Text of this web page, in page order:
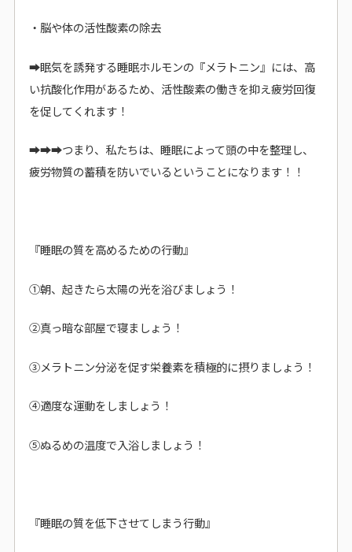
・脳や体の活性酸素の除去
➡眠気を誘発する睡眠ホルモンの『メラトニン』には、高
い抗酸化作用があるため、活性酸素の働きを抑え疲労回復
を促してくれます！
➡➡➡つまり、私たちは、睡眠によって頭の中を整理し、
疲労物質の蓄積を防いでいるということになります！！
『睡眠の質を高めるための行動』
①朝、起きたら太陽の光を浴びましょう！
②真っ暗な部屋で寝ましょう！
③メラトニン分泌を促す栄養素を積極的に摂りましょう！
④適度な運動をしましょう！
⑤ぬるめの温度で入浴しましょう！
『睡眠の質を低下させてしまう行動』